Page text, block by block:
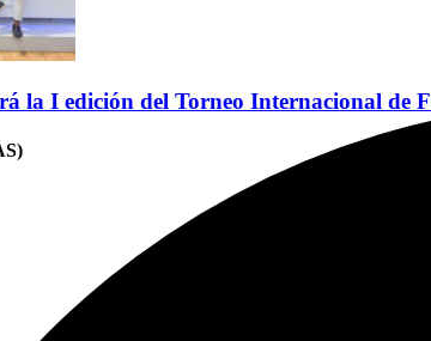
la I edición del Torneo Internacional de